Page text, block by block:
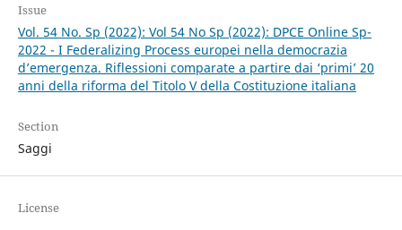
Issue
Vol. 54 No. Sp (2022): Vol 54 No Sp (2022): DPCE Online Sp-
2022 - I Federalizing Process europei nella democrazia
d’emergenza. Riflessioni comparate a partire dai ‘primi’ 20
anni della riforma del Titolo V della Costituzione italiana
Section
Saggi
License